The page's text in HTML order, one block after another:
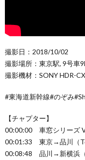
撮影日：2018/10/02
撮影場所：東京駅, 9号車
撮影機材：SONY HDR-
#東海道新幹線#のぞみ
【チャプター】
00:00:00 車窓シリーズ
00:01:33 東京→品川（
00:08:48 品川→新横浜（